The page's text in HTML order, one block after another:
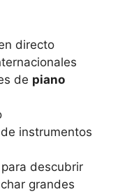
directo
de piano
instrumentos
descubrir
grandes